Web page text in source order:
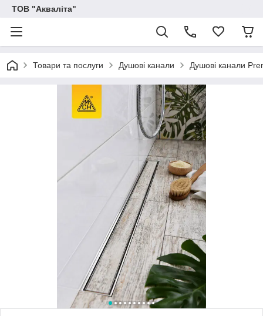
ТОВ "Акваліта"
Товари та послуги Душові канали Душові канали